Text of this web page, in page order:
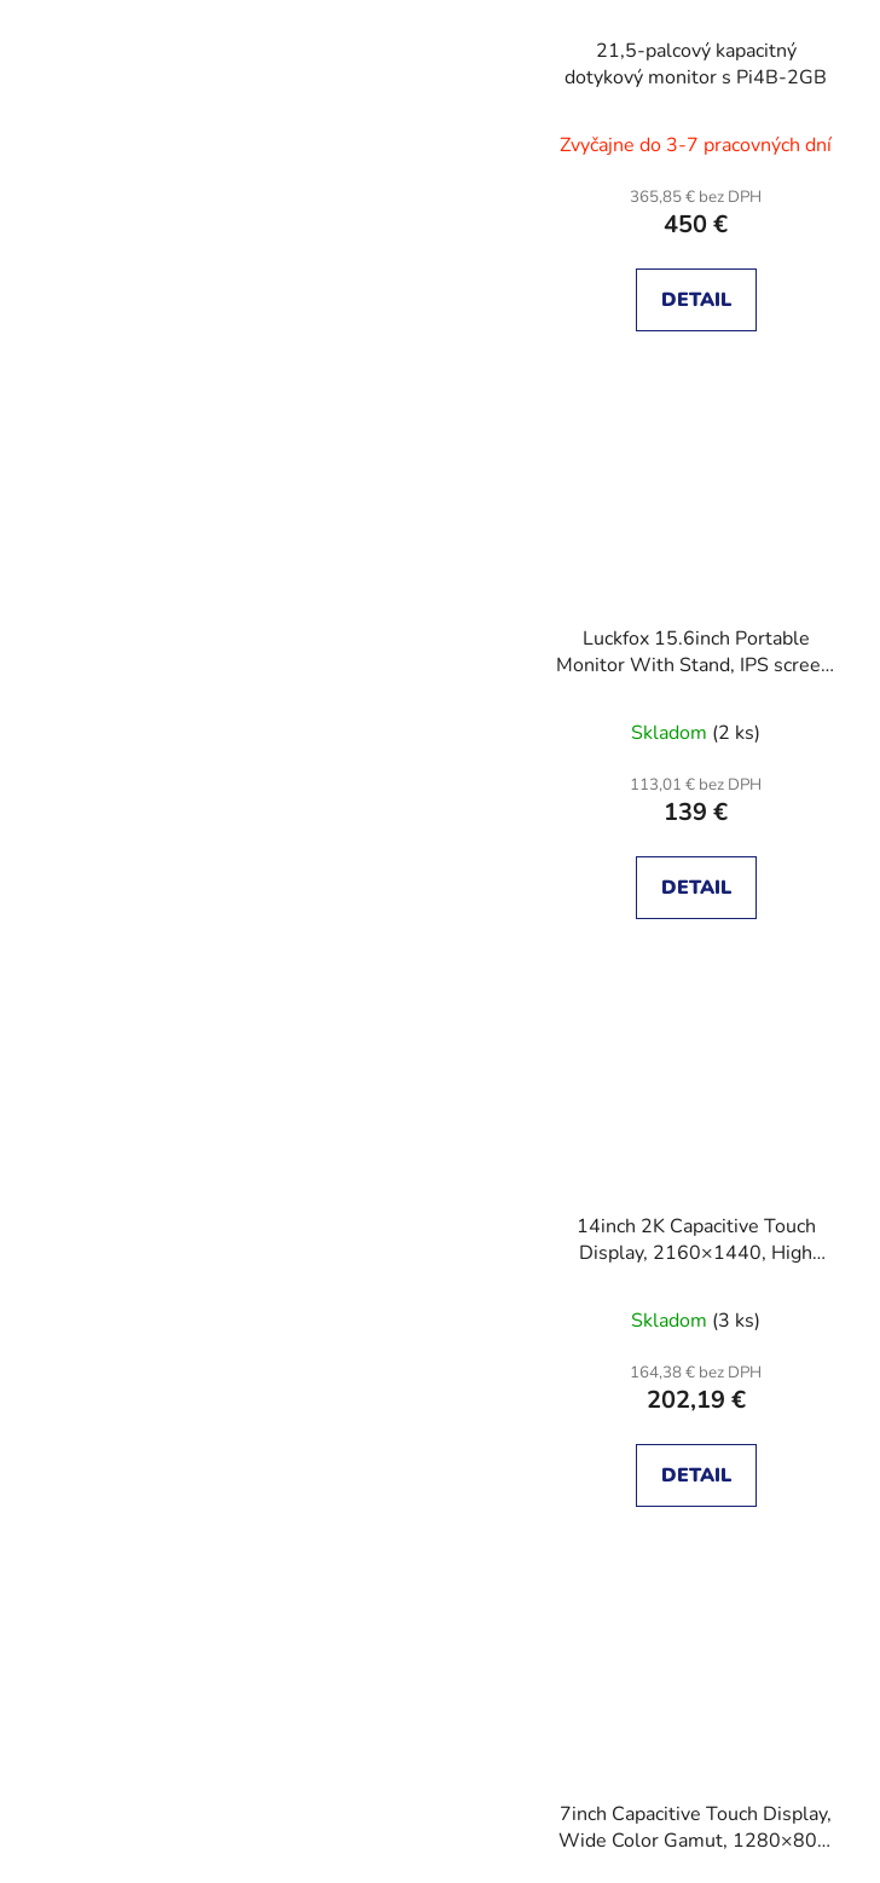
21,5-palcový kapacitný
dotykový monitor s Pi4B-2GB
Zvyčajne do 3-7 pracovných dní
365,85 € bez DPH
450 €
DETAIL
Luckfox 15.6inch Portable
Monitor With Stand, IPS screen,
1080 Full HD
Skladom (2 ks)
113,01 € bez DPH
139 €
DETAIL
14inch 2K Capacitive Touch
Display, 2160×1440, High
Point Touch
Skladom (3 ks)
164,38 € bez DPH
202,19 €
DETAIL
7inch Capacitive Touch Display,
Wide Color Gamut, 1280×800,